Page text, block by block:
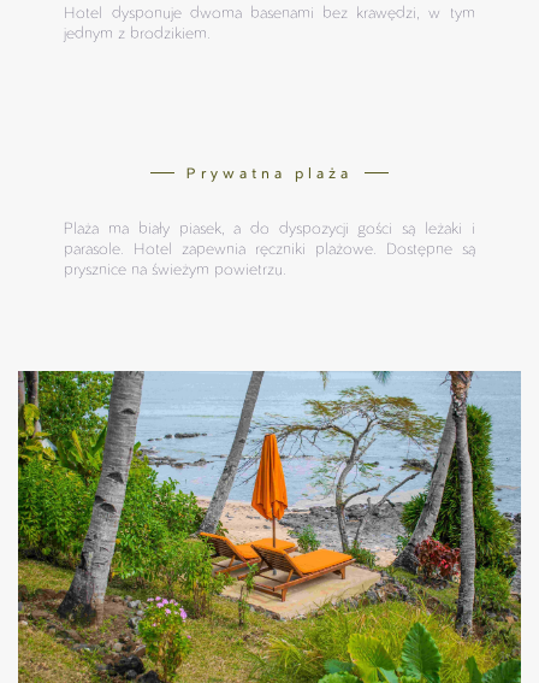
Hotel dysponuje dwoma basenami bez krawędzi, w tym
jednym z brodzikiem.
Prywatna plaża
Plaża ma biały piasek, a do dyspozycji gości są leżaki i
parasole. Hotel zapewnia ręczniki plażowe. Dostępne są
prysznice na świeżym powietrzu.